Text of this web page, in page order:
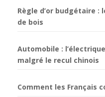
Règle d’or budgétaire :
de bois
Automobile :
malgré le recul chinois
Comment les Français